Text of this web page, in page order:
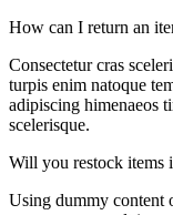
How can I return an
Consectetur cras
turpis enim natoque
adipiscing himenaeos
scelerisque.
Will you restock items
Using dummy content